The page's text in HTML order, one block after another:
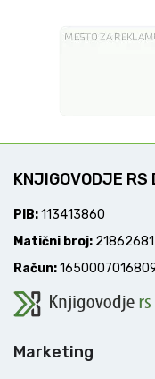
KNJIGOVODJE RS
PIB:113413860
Matični broj: 21862681
Račun:
Marketing